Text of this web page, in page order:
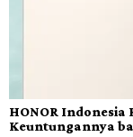
HONOR Indonesia
Keuntungannya